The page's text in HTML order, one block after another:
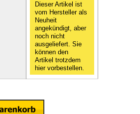
Dieser Artikel ist
vom Hersteller als
Neuheit
angekündigt, aber
noch nicht
ausgeliefert. Sie
können den
Artikel trotzdem
hier vorbestellen.